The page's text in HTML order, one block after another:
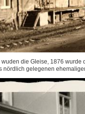
wuden die Gleise, 1876 wurde
nördlich gelegenen